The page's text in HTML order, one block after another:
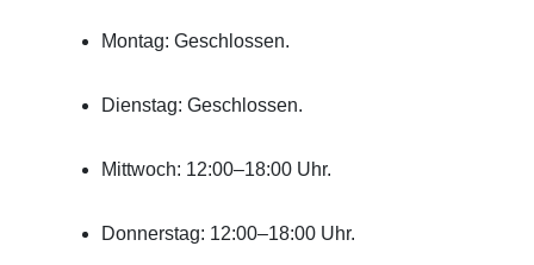
Montag: Geschlossen.
Dienstag: Geschlossen.
Mittwoch: 12:00–18:00 Uhr.
Donnerstag: 12:00–18:00 Uhr.